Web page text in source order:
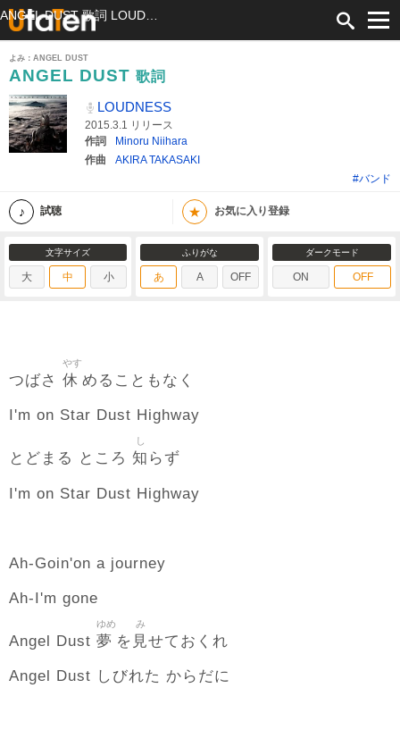
よみ：ANGEL DUST
ANGEL DUST 歌詞
LOUDNESS
2015.3.1 リリース
作詞
Minoru Niihara
作曲
AKIRA TAKASAKI
#バンド
試聴 ★ お気に入り登録
文字サイズ
大 中 小
ふりがな
あ A OFF
ダークモード
ON OFF
つばさ 休
やす
めることもなく
I'm on Star Dust Highway
とどまる ところ 知
し
らず
I'm on Star Dust Highway
Ah-Goin'on a journey
Ah-I'm gone
Angel Dust 夢
ゆめ
を 見
み
せておくれ
Angel Dust しびれた からだに